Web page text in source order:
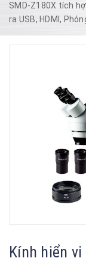
SMD-Z180X tích
ra USB, HDMI,
Kính hiển vi